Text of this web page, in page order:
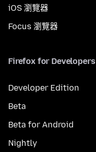
iOS 瀏覽器
Focus 瀏覽器
Firefox for Developers
Developer Edition
Beta
Beta for Android
Nightly